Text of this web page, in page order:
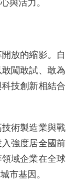
與活力。
放的縮影。自
闖敢試、敢為
技創新相結合
術製造業與戰
強度居全國前
域企業在全球
市基因。